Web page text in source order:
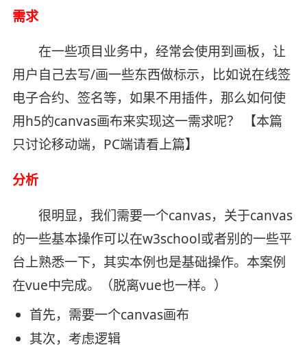
需求
在一些项目业务中，经常会使用到画板，让
用户自己去写/画一些东西做标示，比如说在线签
电子合约、签名等，如果不用插件，那么如何使
用h5的canvas画布来实现这一需求呢？ 【本篇
只讨论移动端，PC端请看上篇】
分析
很明显，我们需要一个canvas，关于canvas
的一些基本操作可以在w3school或者别的一些平
台上熟悉一下，其实本例也是基础操作。本案例
在vue中完成。（脱离vue也一样。）
首先，需要一个canvas画布
其次，考虑逻辑